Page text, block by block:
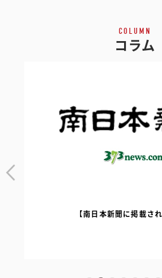
COLUMN
コラム
【南日本新聞に掲載さ